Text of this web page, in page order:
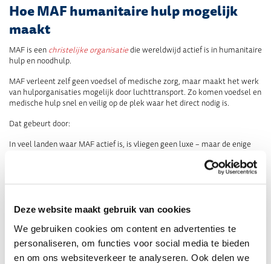
Deze website maakt gebruik van cookies
We gebruiken cookies om content en advertenties te
personaliseren, om functies voor social media te bieden
en om ons websiteverkeer te analyseren. Ook delen we
Hoe MAF humanitaire hulp mogelijk
maakt
MAF is een christelijke organisatiedie wereldwijd actief is in humanitaire
hulp en noodhulp.
MAF verleent zelf geen voedsel of medische zorg, maar maakt het werk
van hulporganisaties mogelijk door luchttransport. Zo komen voedsel en
medische hulp snel en veilig op de plek waar het direct nodig is.
Dat gebeurt door:
In veel landen waar MAF actief is, is vliegen geen luxe – maar de enige